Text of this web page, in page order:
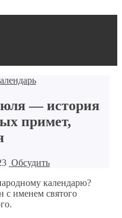
— история
примет,
Обсудить
календарю?
с именем святого